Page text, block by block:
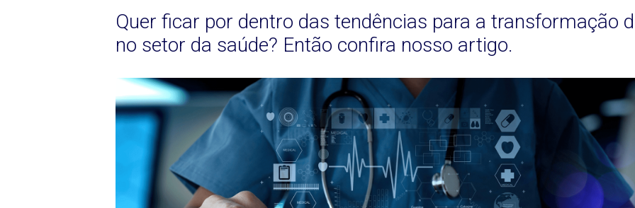
Quer ficar por dentro das tendências para a transformação
no setor da saúde? Então confira nosso artigo.